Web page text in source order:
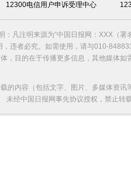
12300电信用户申诉受理中心
：凡注明来源为“中国日报网：XXX（
，违者必究。如需使用，请与010-
体，目的在于传播更多信息，其他媒体
的内容（包括文字、图片、多媒体资
未经中国日报网事先协议授权，禁止转